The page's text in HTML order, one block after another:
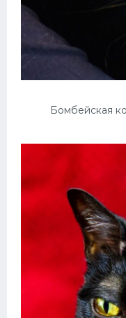
Бомбейская